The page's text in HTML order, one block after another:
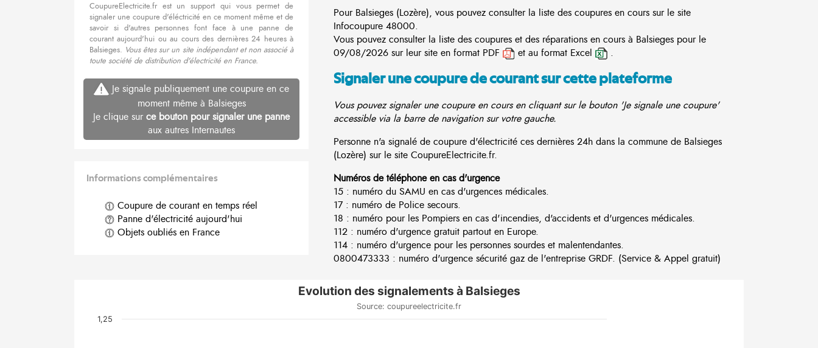
CoupureElectricite.fr est un support qui vous permet de
signaler une coupure d'éléctricité en ce moment même et de
savoir si d'autres personnes font face à une panne de
courant aujourd'hui ou au cours des dernières 24 heures à
Balsieges. Vous êtes sur un site indépendant et non associé à
toute société de distribution d'électricité en France.
Je signale publiquement une coupure en ce
moment même à Balsieges
Je clique sur ce bouton pour signaler une panne
aux autres Internautes
Informations complémentaires
Coupure de courant en temps réel
Panne d'électricité aujourd'hui
Objets oubliés en France
Pour Balsieges (Lozère), vous pouvez consulter la liste des coupures en cours sur le site
Infocoupure 48000.
Vous pouvez consulter la liste des coupures et des réparations en cours à Balsieges pour le
09/08/2026 sur leur site en format PDF
et au format Excel .
Signaler une coupure de courant sur cette plateforme
Vous pouvez signaler une coupure en cours en cliquant sur le bouton 'Je signale une coupure'
accessible via la barre de navigation sur votre gauche.
Personne n'a signalé de coupure d'électricité ces dernières 24h dans la commune de Balsieges
(Lozère) sur le site CoupureElectricite.fr.
Numéros de téléphone en cas d'urgence
15 : numéro du SAMU en cas d'urgences médicales.
17 : numéro de Police secours.
18 : numéro pour les Pompiers en cas d'incendies, d'accidents et d'urgences médicales.
112 : numéro d'urgence gratuit partout en Europe.
114 : numéro d'urgence pour les personnes sourdes et malentendantes.
0800473333 : numéro d'urgence sécurité gaz de l'entreprise GRDF. (Service & Appel gratuit)
Evolution des signalements à Balsieges
Source: coupureelectricite.fr
1,25